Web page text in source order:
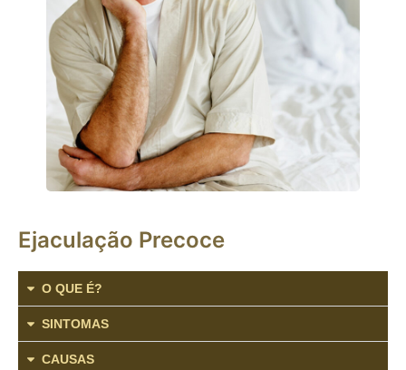
Ejaculação Precoce
O QUE É?
SINTOMAS
CAUSAS